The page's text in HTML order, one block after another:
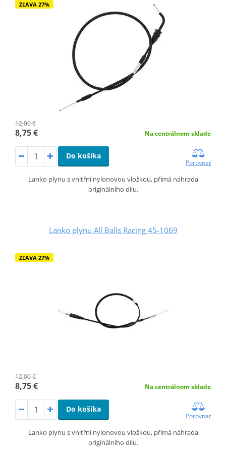
ZĽAVA 27%
12,00 €
8,75 € Na centrálnom sklade
Do košíka
Porovnať
Lanko plynu s vnitřní nylonovou vložkou, přímá náhrada
originálního dílu.
Lanko plynu All Balls Racing 45-1069
ZĽAVA 27%
12,00 €
8,75 € Na centrálnom sklade
Do košíka
Porovnať
Lanko plynu s vnitřní nylonovou vložkou, přímá náhrada
originálního dílu.